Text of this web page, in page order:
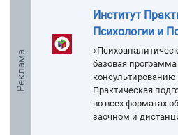
Реклама
Институт
Психологии и
базовая
консультированию
Практическая
во всех форматах
заочном и